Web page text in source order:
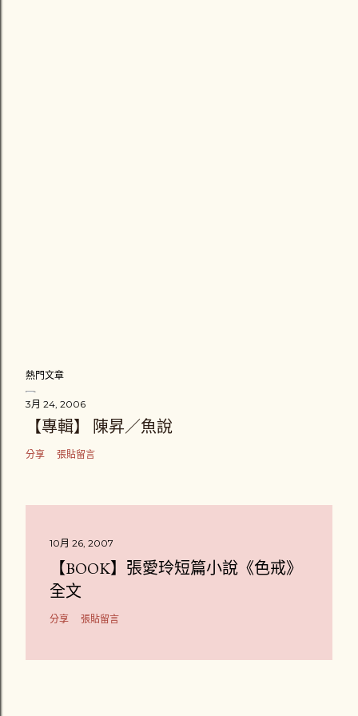
熱門文章
3月 24, 2006
【專輯】 陳昇／魚說
分享 張貼留言
10月 26, 2007
【BOOK】張愛玲短篇小說《色戒》
全文
分享 張貼留言